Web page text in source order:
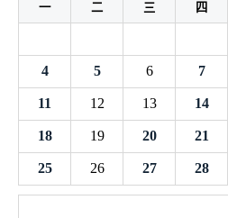
一 二 三 四
4 5 6 7
11 12 13 14
18 19 20 21
25 26 27 28